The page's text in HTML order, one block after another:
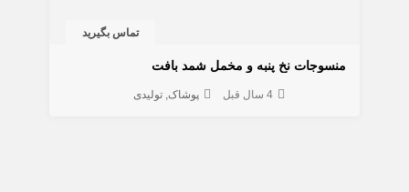
تماس بگیرید
منسوجات نخ پنبه و مخمل شمد بافت
4 سال قبل پوشاک تولیدی